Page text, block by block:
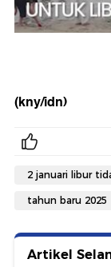
(kny/idn)
2 januari libur
tahun baru 2025
Artikel